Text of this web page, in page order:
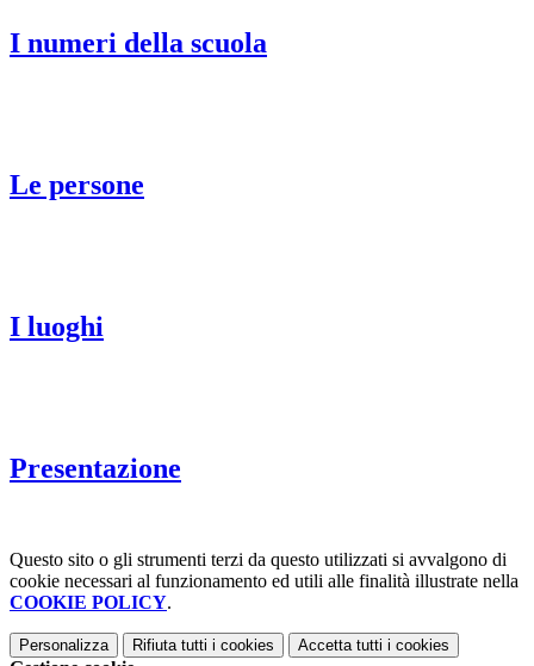
I numeri della scuola
Le persone
I luoghi
Presentazione
Questo sito o gli strumenti terzi da questo utilizzati si avvalgono di
cookie necessari al funzionamento ed utili alle finalità illustrate nella
COOKIE POLICY.
Personalizza Rifiuta tutti i cookies Accetta tutti i cookies